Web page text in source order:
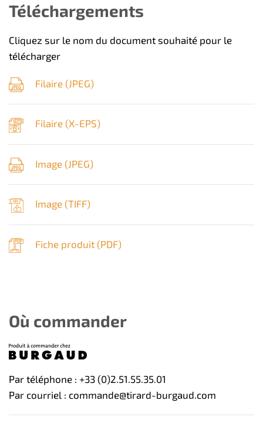
Téléchargements
Cliquez sur le nom du document souhaité pour le
télécharger
Filaire (JPEG)
Filaire (X-EPS)
Image (JPEG)
Image (TIFF)
Fiche produit (PDF)
Où commander
Par téléphone : +33 (0)2.51.55.35.01
Par courriel : commande@tirard-burgaud.com